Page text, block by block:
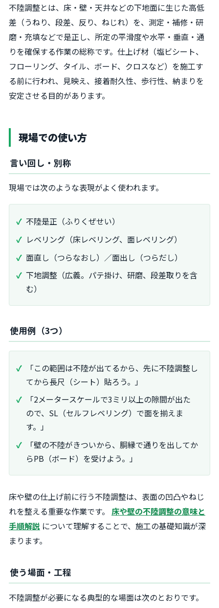
不陸調整とは、床・壁・天井などの下地面に生じた高低
差（うねり、段差、反り、ねじれ）を、測定・補修・研
磨・充填などで是正し、所定の平滑度や水平・垂直・通
りを確保する作業の総称です。仕上げ材（塩ビシート、
フローリング、タイル、ボード、クロスなど）を施工す
る前に行われ、見映え、接着耐久性、歩行性、納まりを
安定させる目的があります。
現場での使い方
言い回し・別称
現場では次のような表現がよく使われます。
不陸是正（ふりくぜせい）
レベリング（床レベリング、面レベリング）
面直し（つらなおし）／面出し（つらだし）
下地調整（広義。パテ掛け、研磨、段差取りを含
む）
使用例（3つ）
「この範囲は不陸が出てるから、先に不陸調整し
てから長尺（シート）貼ろう。」
「2メータースケールで3ミリ以上の隙間が出た
ので、SL（セルフレベリング）で面を揃えま
す。」
「壁の不陸がきついから、胴縁で通りを出してか
らPB（ボード）を受けよう。」
床や壁の仕上げ前に行う不陸調整は、表面の凹凸やねじ
れを整える重要な作業です。 床や壁の不陸調整の意味と
手順解説 について理解することで、施工の基礎知識が深
まります。
使う場面・工程
不陸調整が必要になる典型的な場面は次のとおりです。